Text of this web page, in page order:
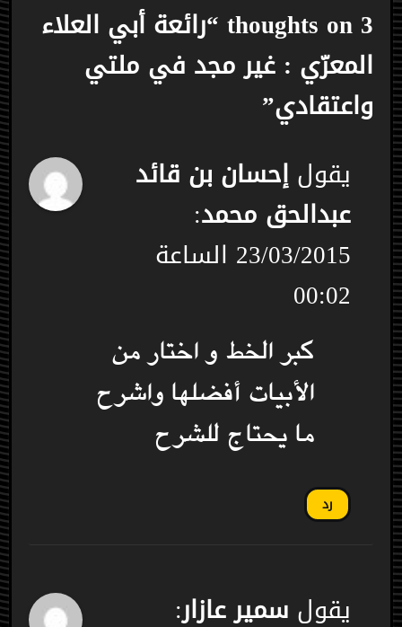
3 thoughts on “رائعة أبي العلاء
المعرّي : غير مجد في ملتي
واعتقادي”
يقولإحسان بن قائد
عبدالحق محمد:
23/03/2015 الساعة
00:02
كبر الخط و اختار من
الأبيات أفضلها واشرح
ما يحتاج للشرح
رد
يقول سمير عازار: